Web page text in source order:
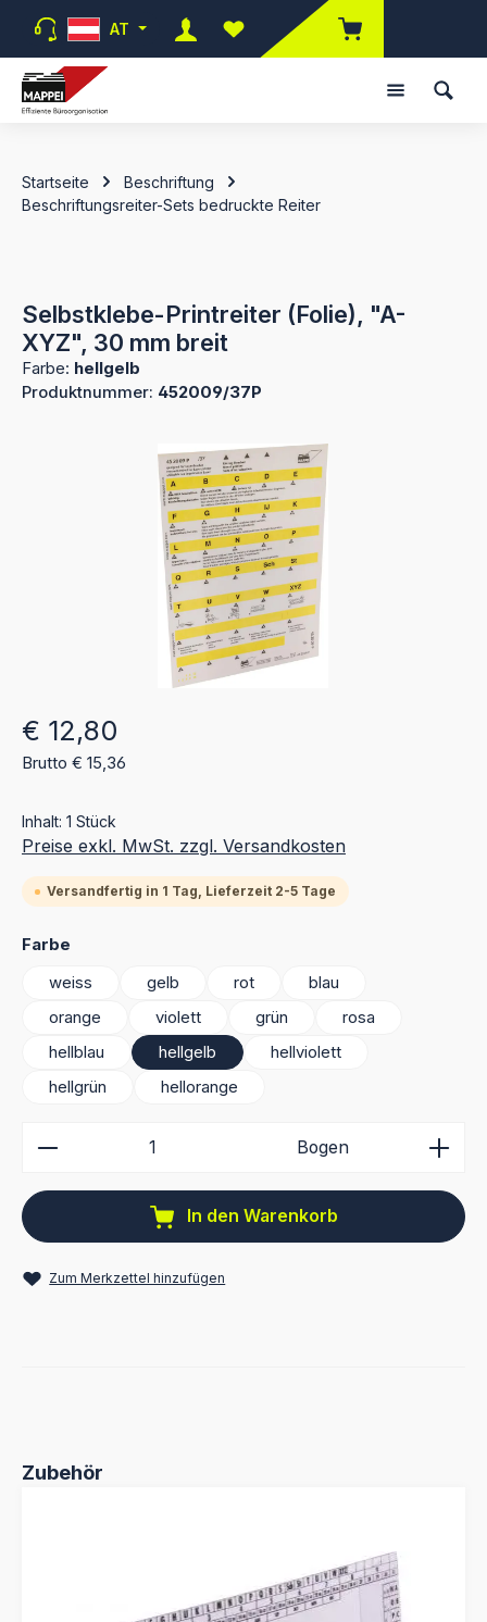
Zum Hauptinhalt springen
AT
Du hast 0 Produkte auf dem
Startseite
Beschriftung
Beschriftungsreiter-Sets bedruckte Reiter
Selbstklebe-Printreiter (Folie), "A-
XYZ", 30 mm breit
Farbe: hellgelb
Produktnummer: 452009/37P
Bildergalerie überspringen
Regulärer Preis:
€ 12,80
Brutto € 15,36
Inhalt: 1 Stück
Preise exkl. MwSt. zzgl. Versandkosten
Versandfertig in 1 Tag, Lieferzeit 2-5 Tage
Farbe
weiss
gelb rot
blau
orange
violett grün
rosa
hellblau
hellgelb
hellviolett
hellgrün
hellorange
Produkt Anzahl: Gib den gewünschten Wert ein
Bogen
In den Warenkorb
Zum Merkzettel hinzufügen
Produktgalerie überspringen
Zubehör